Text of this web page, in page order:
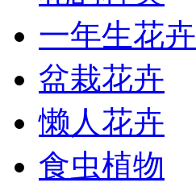
一年生花卉
盆栽花卉
懒人花卉
食虫植物